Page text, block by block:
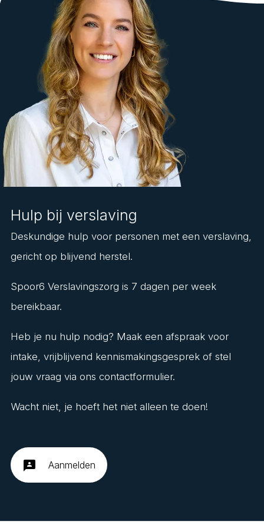
Hulp bij verslaving
Deskundige hulp voor personen met een verslaving,
gericht op blijvend herstel.
Spoor6 Verslavingszorg is 7 dagen per week
bereikbaar.
Heb je nu hulp nodig? Maak een afspraak voor
intake, vrijblijvend kennismakingsgesprek of stel
jouw vraag via ons contactformulier.
Wacht niet, je hoeft het niet alleen te doen!
3p Aanmelden